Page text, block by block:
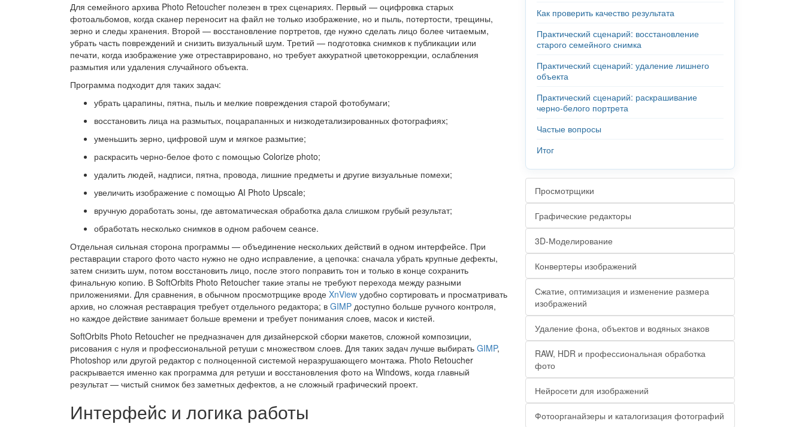
Для семейного архива Photo Retoucher полезен в трех сценариях. Первый — оцифровка старых
фотоальбомов, когда сканер переносит на файл не только изображение, но и пыль, потертости, трещины,
зерно и следы хранения. Второй — восстановление портретов, где нужно сделать лицо более читаемым,
убрать часть повреждений и снизить визуальный шум. Третий — подготовка снимков к публикации или
печати, когда изображение уже отреставрировано, но требует аккуратной цветокоррекции, ослабления
размытия или удаления случайного объекта.
Программа подходит для таких задач:
убрать царапины, пятна, пыль и мелкие повреждения старой фотобумаги;
восстановить лица на размытых, поцарапанных и низкодетализированных фотографиях;
уменьшить зерно, цифровой шум и мягкое размытие;
раскрасить черно-белое фото с помощью Colorize photo;
удалить людей, надписи, пятна, провода, лишние предметы и другие визуальные помехи;
увеличить изображение с помощью AI Photo Upscale;
вручную доработать зоны, где автоматическая обработка дала слишком грубый результат;
обработать несколько снимков в одном рабочем сеансе.
Отдельная сильная сторона программы — объединение нескольких действий в одном интерфейсе. При
реставрации старого фото часто нужно не одно исправление, а цепочка: сначала убрать крупные дефекты,
затем снизить шум, потом восстановить лицо, после этого поправить тон и только в конце сохранить
финальную копию. В SoftOrbits Photo Retoucher такие этапы не требуют перехода между разными
приложениями. Для сравнения, в обычном просмотрщике вроде XnView удобно сортировать и просматривать
архив, но сложная реставрация требует отдельного редактора; в GIMP доступно больше ручного контроля,
но каждое действие занимает больше времени и требует понимания слоев, масок и кистей.
SoftOrbits Photo Retoucher не предназначен для дизайнерской сборки макетов, сложной композиции,
рисования с нуля и профессиональной ретуши с множеством слоев. Для таких задач лучше выбирать GIMP,
Photoshop или другой редактор с полноценной системой неразрушающего монтажа. Photo Retoucher
раскрывается именно как программа для ретуши и восстановления фото на Windows, когда главный
результат — чистый снимок без заметных дефектов, а не сложный графический проект.
Интерфейс и логика работы
Как проверить качество результата
Практический сценарий: восстановление
старого семейного снимка
Практический сценарий: удаление лишнего
объекта
Практический сценарий: раскрашивание
черно-белого портрета
Частые вопросы
Итог
Просмотрщики
Графические редакторы
3D-Моделирование
Конвертеры изображений
Сжатие, оптимизация и изменение размера
изображений
Удаление фона, объектов и водяных знаков
RAW, HDR и профессиональная обработка
фото
Нейросети для изображений
Фотоорганайзеры и каталогизация фотографий